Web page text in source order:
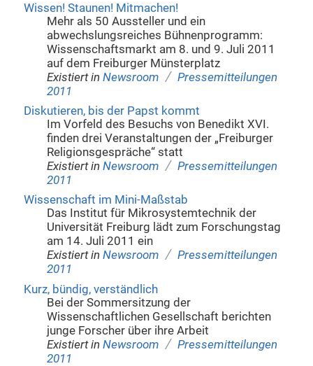
Wissen! Staunen! Mitmachen!
Mehr als 50 Aussteller und ein
abwechslungsreiches Bühnenprogramm:
Wissenschaftsmarkt am 8. und 9. Juli 2011
auf dem Freiburger Münsterplatz
Existiert in Newsroom / Pressemitteilungen
2011
Diskutieren, bis der Papst kommt
Im Vorfeld des Besuchs von Benedikt XVI.
finden drei Veranstaltungen der „Freiburger
Religionsgespräche“ statt
Existiert in Newsroom / Pressemitteilungen
2011
Wissenschaft im Mini-Maßstab
Das Institut für Mikrosystemtechnik der
Universität Freiburg lädt zum Forschungstag
am 14. Juli 2011 ein
Existiert in Newsroom / Pressemitteilungen
2011
Kurz, bündig, verständlich
Bei der Sommersitzung der
Wissenschaftlichen Gesellschaft berichten
junge Forscher über ihre Arbeit
Existiert in Newsroom / Pressemitteilungen
2011